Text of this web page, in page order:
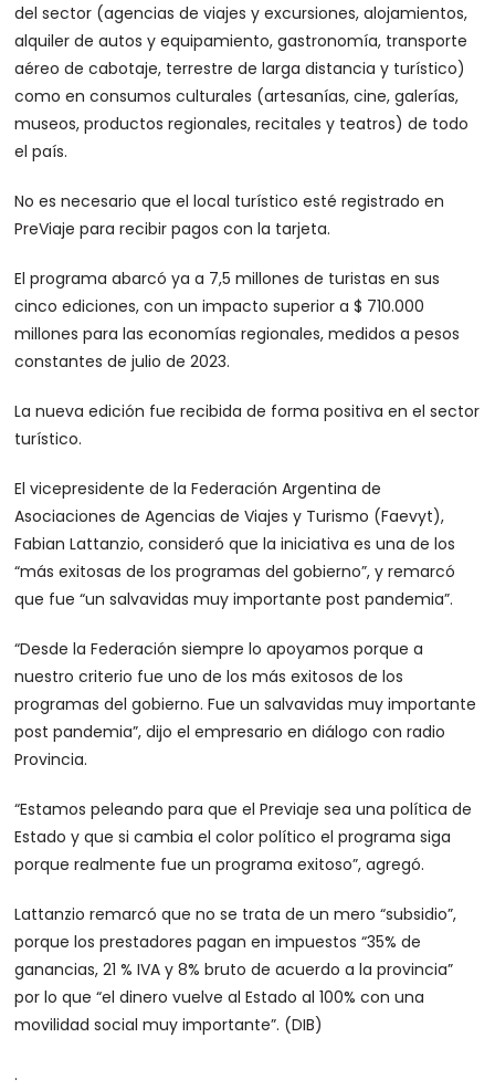
del sector (agencias de viajes y excursiones, alojamientos,
alquiler de autos y equipamiento, gastronomía, transporte
aéreo de cabotaje, terrestre de larga distancia y turístico)
como en consumos culturales (artesanías, cine, galerías,
museos, productos regionales, recitales y teatros) de todo
el país.
No es necesario que el local turístico esté registrado en
PreViaje para recibir pagos con la tarjeta.
El programa abarcó ya a 7,5 millones de turistas en sus
cinco ediciones, con un impacto superior a $ 710.000
millones para las economías regionales, medidos a pesos
constantes de julio de 2023.
La nueva edición fue recibida de forma positiva en el sector
turístico.
El vicepresidente de la Federación Argentina de
Asociaciones de Agencias de Viajes y Turismo (Faevyt),
Fabian Lattanzio, consideró que la iniciativa es una de los
“más exitosas de los programas del gobierno”, y remarcó
que fue “un salvavidas muy importante post pandemia”.
“Desde la Federación siempre lo apoyamos porque a
nuestro criterio fue uno de los más exitosos de los
programas del gobierno. Fue un salvavidas muy importante
post pandemia”, dijo el empresario en diálogo con radio
Provincia.
“Estamos peleando para que el Previaje sea una política de
Estado y que si cambia el color político el programa siga
porque realmente fue un programa exitoso”, agregó.
Lattanzio remarcó que no se trata de un mero “subsidio”,
porque los prestadores pagan en impuestos “35% de
ganancias, 21 % IVA y 8% bruto de acuerdo a la provincia”
por lo que “el dinero vuelve al Estado al 100% con una
movilidad social muy importante”. (DIB)
.